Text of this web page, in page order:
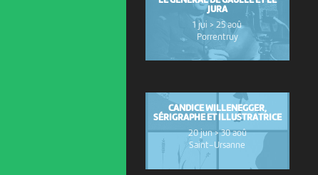
JURA
1 jui > 25 aoû
Porrentruy
CANDICE WILLENEGGER,
SÉRIGRAPHE ET ILLUSTRATRICE
20 jun > 30 aoû
Saint-Ursanne